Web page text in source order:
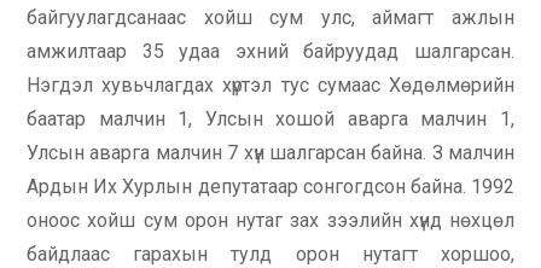
байгуулагдсанаас хойш сум улс, аймагт ажлын
амжилтаар 35 удаа эхний байруудад шалгарсан.
Нэгдэл хувьчлагдах хүртэл тус сумаас Хөдөлмөрийн
баатар малчин 1, Улсын хошой аварга малчин 1,
Улсын аварга малчин 7 хүн шалгарсан байна. З малчин
Ардын Их Хурлын депутатаар сонгогдсон байна. 1992
оноос хойш сум орон нутаг зах зээлийн хүнд нөхцөл
байдлаас гарахын тулд орон нутагт хоршоо,